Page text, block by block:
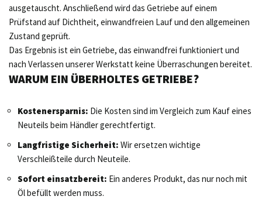
ausgetauscht. Anschließend wird das Getriebe auf einem
Prüfstand auf Dichtheit, einwandfreien Lauf und den allgemeinen
Zustand geprüft.
Das Ergebnis ist ein Getriebe, das einwandfrei funktioniert und
nach Verlassen unserer Werkstatt keine Überraschungen bereitet.
WARUM EIN ÜBERHOLTES GETRIEBE?
Kostenersparnis: Die Kosten sind im Vergleich zum Kauf eines
Neuteils beim Händler gerechtfertigt.
Langfristige Sicherheit: Wir ersetzen wichtige
Verschleißteile durch Neuteile.
Sofort einsatzbereit: Ein anderes Produkt, das nur noch mit
Öl befüllt werden muss.